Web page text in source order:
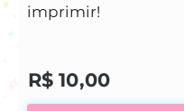
imprimir!
R$ 10,00